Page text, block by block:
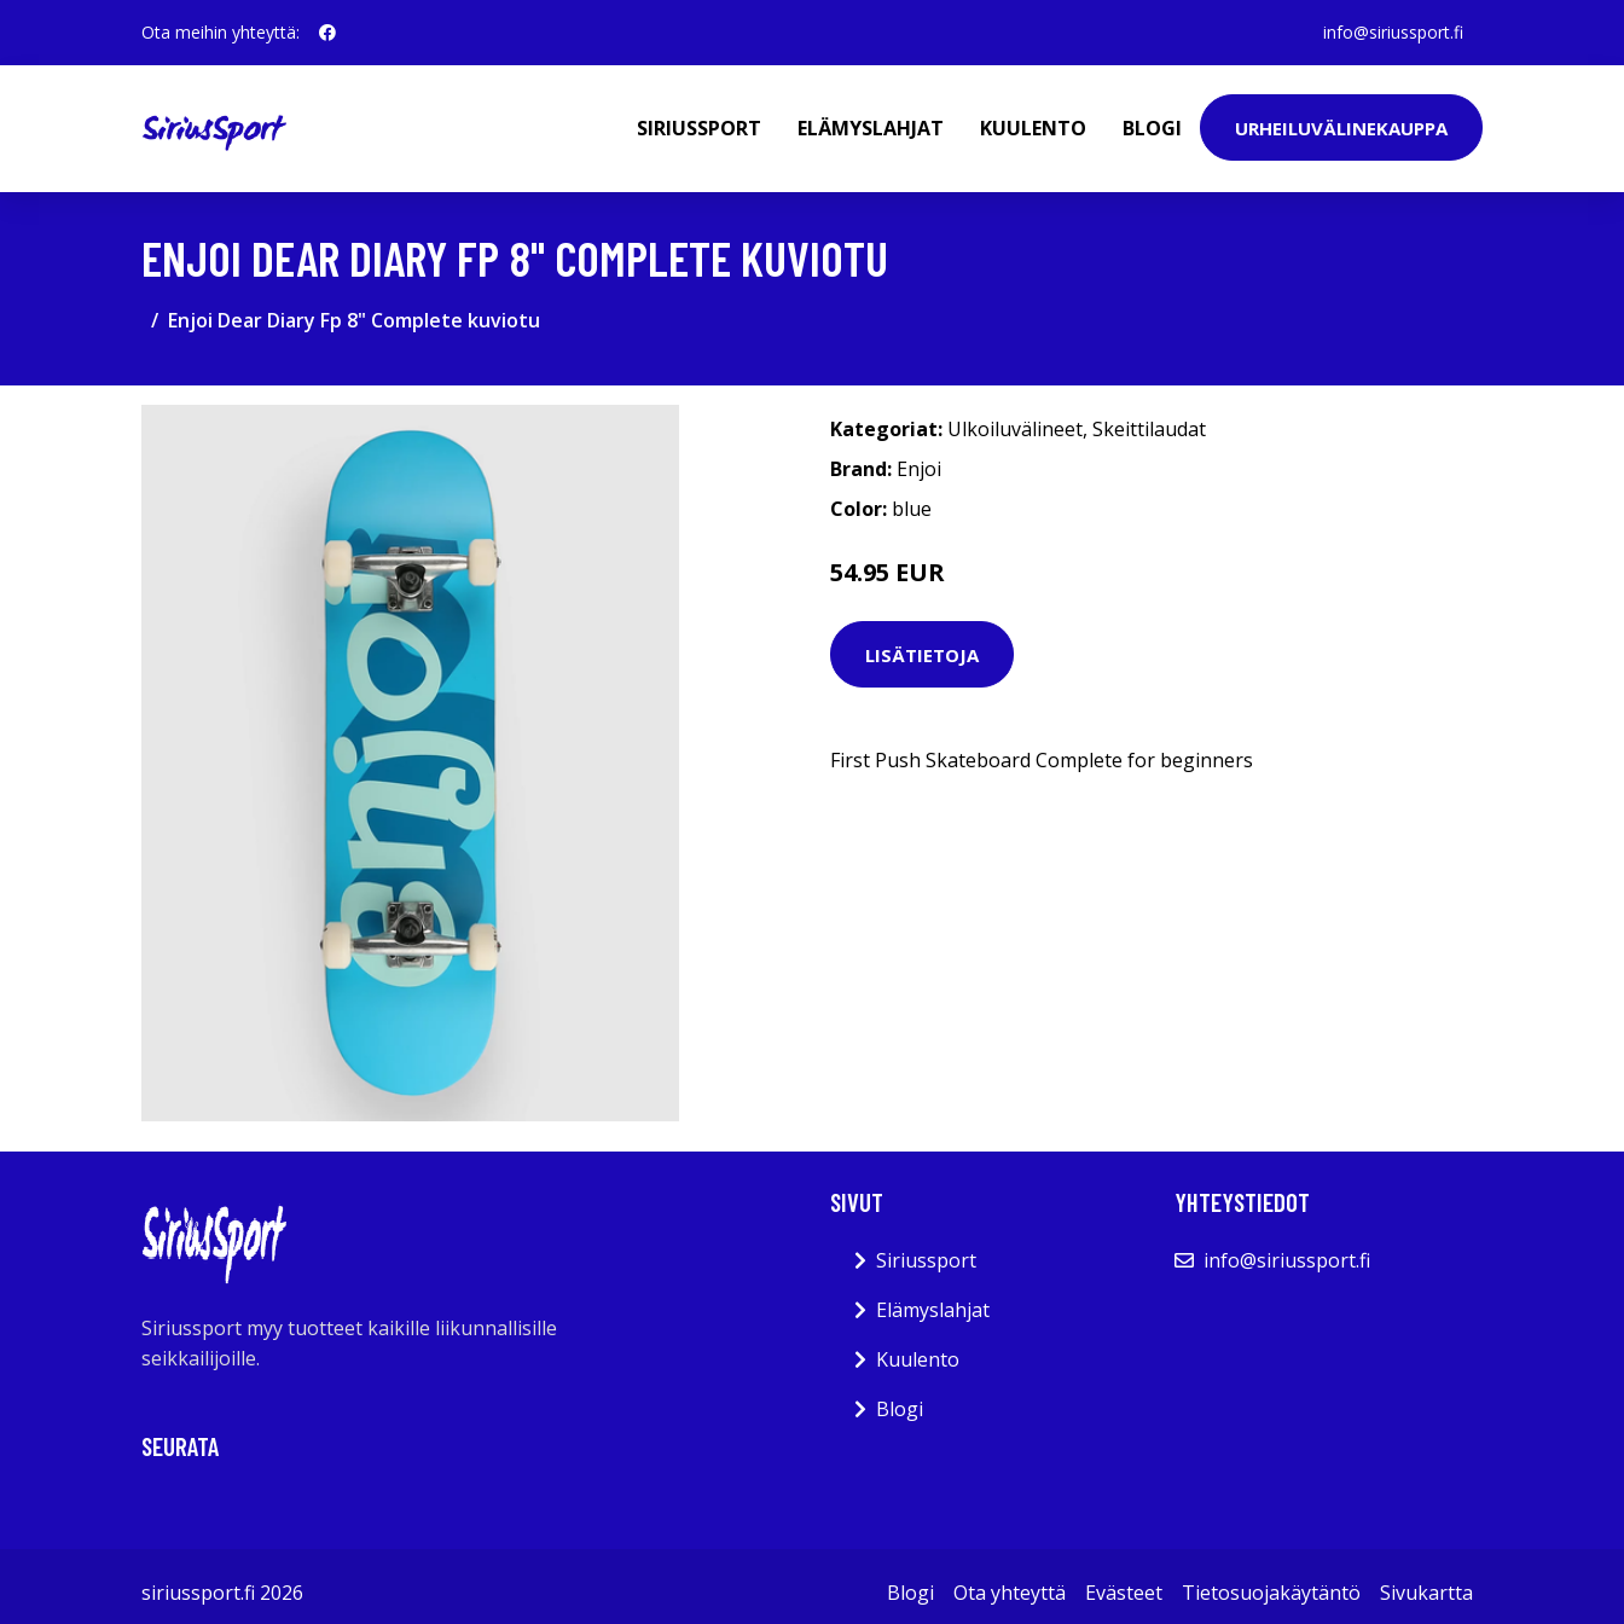
Ota meihin yhteyttä: info@siriussport.fi
SIRIUSSPORT ELÄMYSLAHJAT KUULENTO BLOGI URHEILUVÄLINEKAUPPA
ENJOI DEAR DIARY FP 8" COMPLETE KUVIOTU
Enjoi Dear Diary Fp 8" Complete kuviotu
Kategoriat: Ulkoiluvälineet, Skeittilaudat
Brand: Enjoi
Color: blue
54.95 EUR
LISÄTIETOJA
First Push Skateboard Complete for beginners
Siriussport myy tuotteet kaikille liikunnallisille
seikkailijoille.
SEURATA
SIVUT
Siriussport
Elämyslahjat
Kuulento
Blogi
YHTEYSTIEDOT
info@siriussport.fi
siriussport.fi 2026 Blogi Ota yhteyttä Evästeet Tietosuojakäytäntö Sivukartta